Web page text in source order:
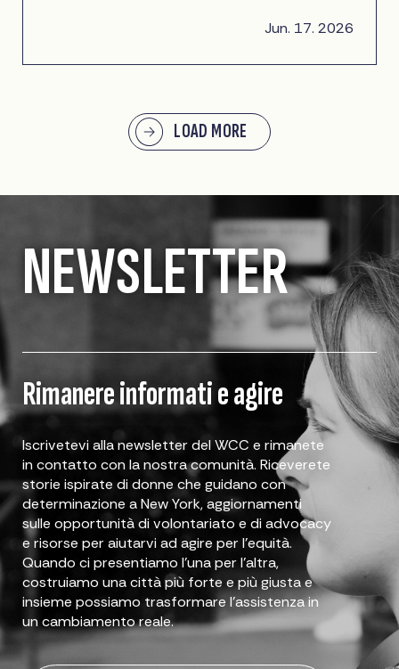
Jun. 17. 2026
LOAD MORE
NEWSLETTER
Rimanere informati e agire
Iscrivetevi alla newsletter del WCC e rimanete
in contatto con la nostra comunità. Riceverete
storie ispirate di donne che guidano con
determinazione a New York, aggiornamenti
sulle opportunità di volontariato e di advocacy
e risorse per aiutarvi ad agire per l'equità.
Quando ci presentiamo l'una per l'altra,
costruiamo una città più forte e più giusta e
insieme possiamo trasformare l'assistenza in
un cambiamento reale.